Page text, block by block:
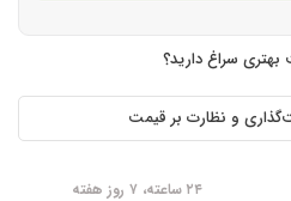
سراغ دارید؟
و نظارت بر قیمت
۲۴ ساعته، ۷ روز هفته